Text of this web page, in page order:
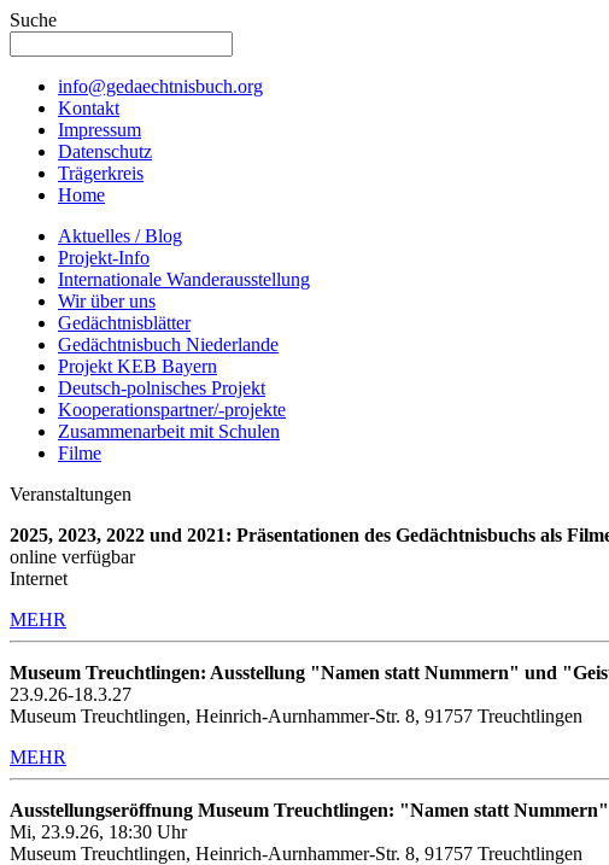
Suche
info@gedaechtnisbuch.org
Kontakt
Impressum
Datenschutz
Trägerkreis
Home
Aktuelles / Blog
Projekt-Info
Internationale Wanderausstellung
Wir über uns
Gedächtnisblätter
Gedächtnisbuch Niederlande
Projekt KEB Bayern
Deutsch-polnisches Projekt
Kooperationspartner/-projekte
Zusammenarbeit mit Schulen
Filme
Veranstaltungen
2025, 2023, 2022 und 2021: Präsentationen des Gedächtnisbuchs als
online verfügbar
Internet
MEHR
Museum Treuchtlingen: Ausstellung "Namen statt Nummern" und
23.9.26-18.3.27
Museum Treuchtlingen, Heinrich-Aurnhammer-Str. 8, 91757 Treuchtlingen
MEHR
Ausstellungseröffnung Museum Treuchtlingen: "Namen statt Nummern"
Mi, 23.9.26, 18:30 Uhr
Museum Treuchtlingen, Heinrich-Aurnhammer-Str. 8, 91757 Treuchtlingen